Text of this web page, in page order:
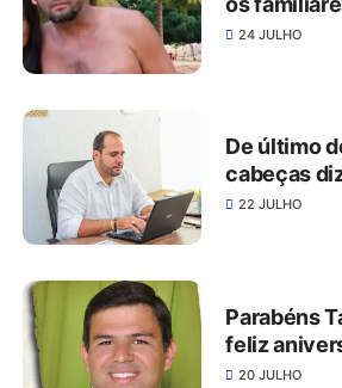
morador do
24 JULHO
De último
cabeças
Diniz
22 JULHO
Parabéns
feliz
20 JULHO